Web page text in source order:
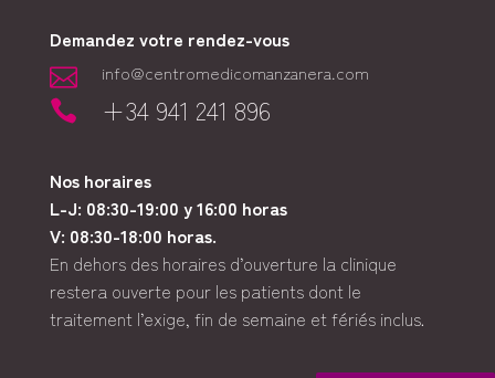
Demandez votre rendez-vous
 info@centromedicomanzanera.com
 +34 941 241 896
Nos horaires
L-J: 08:30-19:00 y 16:00 horas
V: 08:30-18:00 horas.
En dehors des horaires d’ouverture la clinique
restera ouverte pour les patients dont le
traitement l’exige, fin de semaine et fériés inclus.